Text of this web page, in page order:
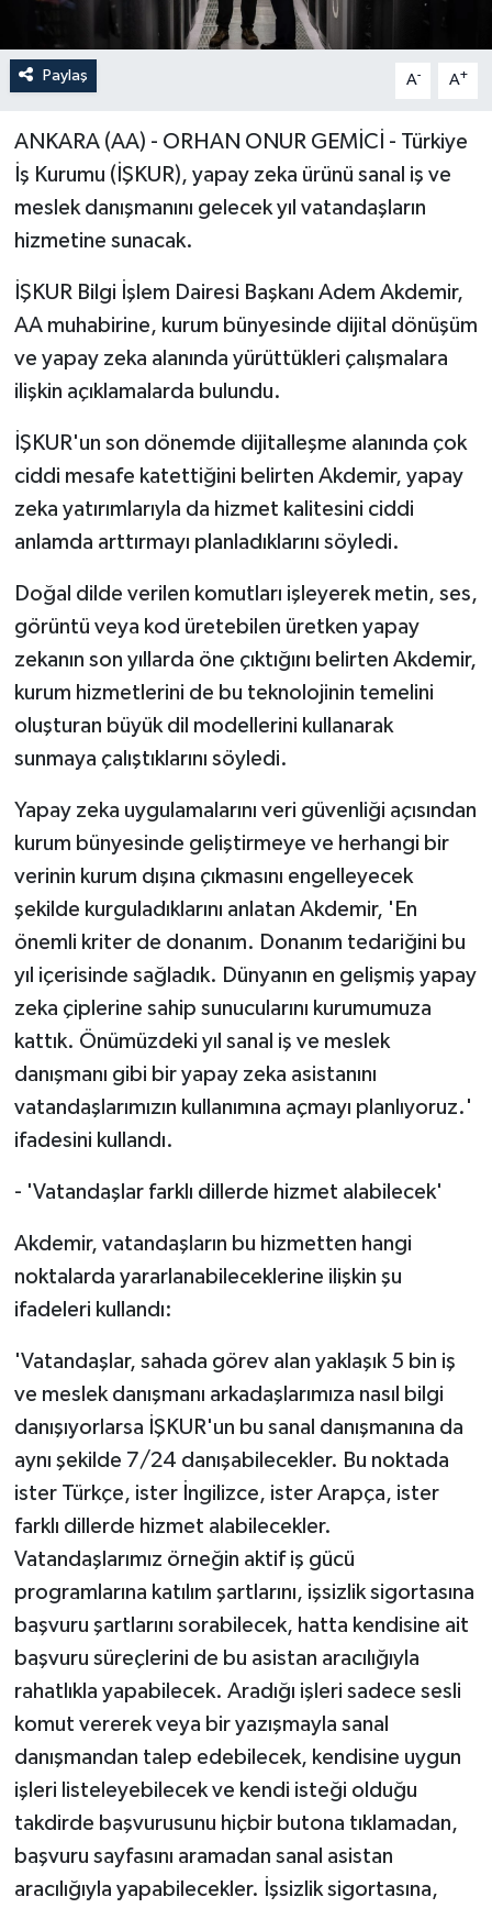
Paylaş A- A+
ANKARA (AA) - ORHAN ONUR GEMİCİ - Türkiye
İş Kurumu (İŞKUR), yapay zeka ürünü sanal iş ve
meslek danışmanını gelecek yıl vatandaşların
hizmetine sunacak.
İŞKUR Bilgi İşlem Dairesi Başkanı Adem Akdemir,
AA muhabirine, kurum bünyesinde dijital dönüşüm
ve yapay zeka alanında yürüttükleri çalışmalara
ilişkin açıklamalarda bulundu.
İŞKUR'un son dönemde dijitalleşme alanında çok
ciddi mesafe katettiğini belirten Akdemir, yapay
zeka yatırımlarıyla da hizmet kalitesini ciddi
anlamda arttırmayı planladıklarını söyledi.
Doğal dilde verilen komutları işleyerek metin, ses,
görüntü veya kod üretebilen üretken yapay
zekanın son yıllarda öne çıktığını belirten Akdemir,
kurum hizmetlerini de bu teknolojinin temelini
oluşturan büyük dil modellerini kullanarak
sunmaya çalıştıklarını söyledi.
Yapay zeka uygulamalarını veri güvenliği açısından
kurum bünyesinde geliştirmeye ve herhangi bir
verinin kurum dışına çıkmasını engelleyecek
şekilde kurguladıklarını anlatan Akdemir, 'En
önemli kriter de donanım. Donanım tedariğini bu
yıl içerisinde sağladık. Dünyanın en gelişmiş yapay
zeka çiplerine sahip sunucularını kurumumuza
kattık. Önümüzdeki yıl sanal iş ve meslek
danışmanı gibi bir yapay zeka asistanını
vatandaşlarımızın kullanımına açmayı planlıyoruz.'
ifadesini kullandı.
- 'Vatandaşlar farklı dillerde hizmet alabilecek'
Akdemir, vatandaşların bu hizmetten hangi
noktalarda yararlanabileceklerine ilişkin şu
ifadeleri kullandı:
'Vatandaşlar, sahada görev alan yaklaşık 5 bin iş
ve meslek danışmanı arkadaşlarımıza nasıl bilgi
danışıyorlarsa İŞKUR'un bu sanal danışmanına da
aynı şekilde 7/24 danışabilecekler. Bu noktada
ister Türkçe, ister İngilizce, ister Arapça, ister
farklı dillerde hizmet alabilecekler.
Vatandaşlarımız örneğin aktif iş gücü
programlarına katılım şartlarını, işsizlik sigortasına
başvuru şartlarını sorabilecek, hatta kendisine ait
başvuru süreçlerini de bu asistan aracılığıyla
rahatlıkla yapabilecek. Aradığı işleri sadece sesli
komut vererek veya bir yazışmayla sanal
danışmandan talep edebilecek, kendisine uygun
işleri listeleyebilecek ve kendi isteği olduğu
takdirde başvurusunu hiçbir butona tıklamadan,
başvuru sayfasını aramadan sanal asistan
aracılığıyla yapabilecekler. İşsizlik sigortasına,